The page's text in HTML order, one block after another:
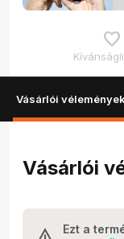
Vásárlói vélemények
Vásárlói
Ezt a